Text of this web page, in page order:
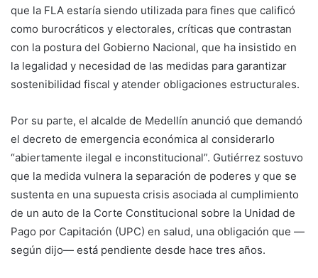
que la FLA estaría siendo utilizada para fines que calificó
como burocráticos y electorales, críticas que contrastan
con la postura del Gobierno Nacional, que ha insistido en
la legalidad y necesidad de las medidas para garantizar
sostenibilidad fiscal y atender obligaciones estructurales.
Por su parte, el alcalde de Medellín anunció que demandó
el decreto de emergencia económica al considerarlo
“abiertamente ilegal e inconstitucional”. Gutiérrez sostuvo
que la medida vulnera la separación de poderes y que se
sustenta en una supuesta crisis asociada al cumplimiento
de un auto de la Corte Constitucional sobre la Unidad de
Pago por Capitación (UPC) en salud, una obligación que —
según dijo— está pendiente desde hace tres años.